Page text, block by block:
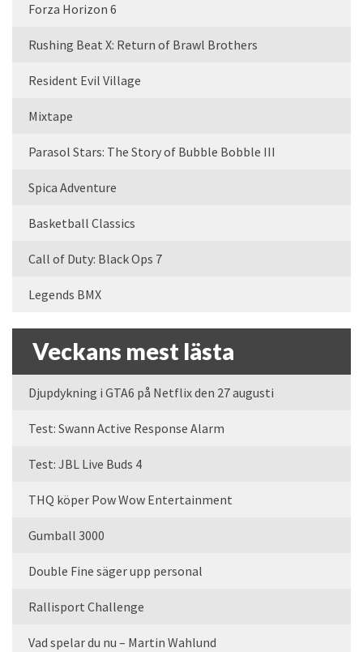
Forza Horizon 6
Rushing Beat X: Return of Brawl Brothers
Resident Evil Village
Mixtape
Parasol Stars: The Story of Bubble Bobble III
Spica Adventure
Basketball Classics
Call of Duty: Black Ops 7
Legends BMX
Veckans mest lästa
Djupdykning i GTA6 på Netflix den 27 augusti
Test: Swann Active Response Alarm
Test: JBL Live Buds 4
THQ köper Pow Wow Entertainment
Gumball 3000
Double Fine säger upp personal
Rallisport Challenge
Vad spelar du nu – Martin Wahlund